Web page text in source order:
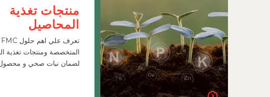
منتجات تغذية
المحاصيل
المتخصصة ومنتجات تغذية
لضمان نبات صحي و